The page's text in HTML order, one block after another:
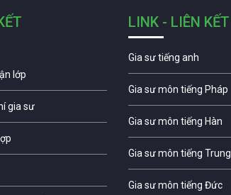
lớp
gia sư
LINK - LIÊN KẾT
Gia sư tiếng anh
Gia sư môn tiếng Pháp
Gia sư môn tiếng Hàn
Gia sư môn tiếng Trung
Gia sư môn tiếng Đức